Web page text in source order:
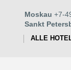
Moskau +7-
Sankt
ALLE